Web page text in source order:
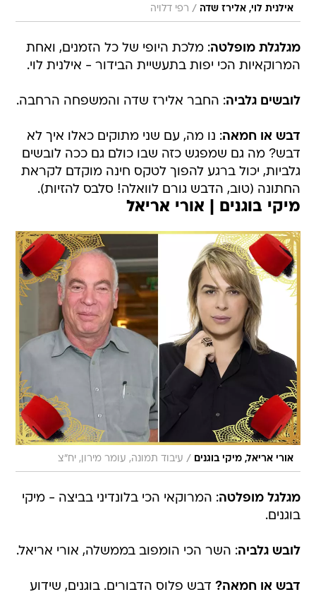
אילנית לוי, אלירז שדה / רפי דלויה
מגלגלת מופלטה: מלכת היופי של כל הזמנים, ואחת
המרוקאיות הכי יפות בתעשיית הבידור - אילנית לוי.
לובשים גלביה: החבר אלירז שדה והמשפחה הרחבה.
דבש או חמאה: נו מה, עם שני מתוקים כאלו איך לא
דבש? מה גם שמפגש כזה שבו כולם גם ככה לובשים
גלביות, יכול ברגע להפוך לטקס חינה מוקדם לקראת
החתונה (טוב, הדבש גורם לוואלה! סלבס להזיות).
מיקי בוגנים | אורי אריאל
אורי אריאל, מיקי בוגנים / עיבוד תמונה, עומר מירון, יח"צ
מגלגל מופלטה: המרוקאי הכי בלונדיני בביצה - מיקי
בוגנים.
לובש גלביה: השר הכי הומפוב בממשלה, אורי אריאל.
דבש או חמאה? דבש פלוס הדבורים. בוגנים, שידוע